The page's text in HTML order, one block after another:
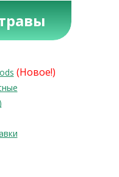
(Новое!)